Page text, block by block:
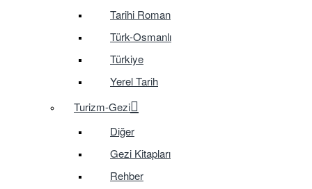
Tarihi Roman
Türk-Osmanlı
Türkiye
Yerel Tarih
Turizm-Gezi
Diğer
Gezi Kitapları
Rehber